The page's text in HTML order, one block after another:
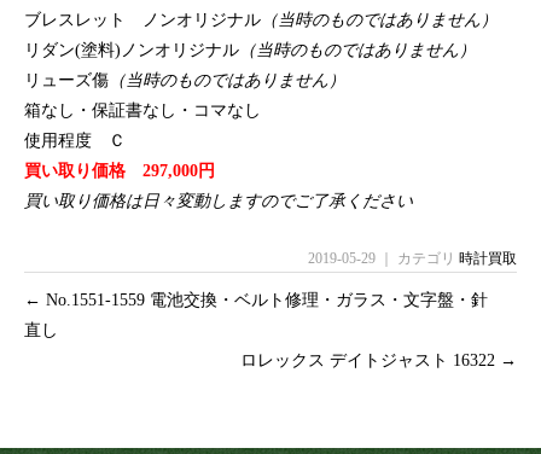
ブレスレット ノンオリジナル （当時のものではありません）
リダン(塗料)ノンオリジナル （当時のものではありません）
リューズ傷 （当時のものではありません）
箱なし・保証書なし・コマなし
使用程度 Ｃ
買い取り価格 297,000円
買い取り価格は日々変動しますのでご了承ください
2019-05-29 ｜ カテゴリ 時計買取
← No.1551-1559 電池交換・ベルト修理・ガラス・文字盤・針
直し
ロレックス デイトジャスト 16322 →